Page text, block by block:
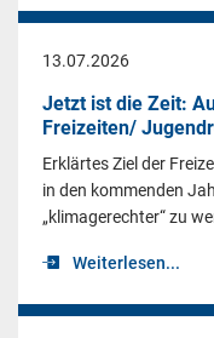
13.07.2026
Jetzt ist die Zeit:
Freizeiten/
Erklärtes Ziel der
in den kommenden
„klimagerechter“ zu
Weiterlesen...